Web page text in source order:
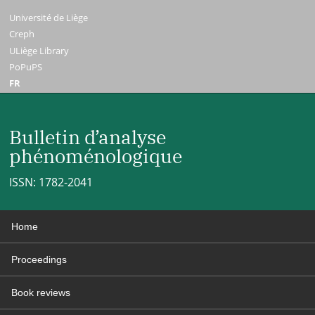
Université de Liège
Creph
ULiège Library
PoPuPS
FR
Bulletin d’analyse
phénoménologique
ISSN: 1782-2041
Home
Proceedings
Book reviews